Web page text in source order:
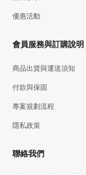
優惠活動
會員服務與訂購說明
商品出貨與運送須知
付款與保固
專案規劃流程
隱私政策
聯絡我們